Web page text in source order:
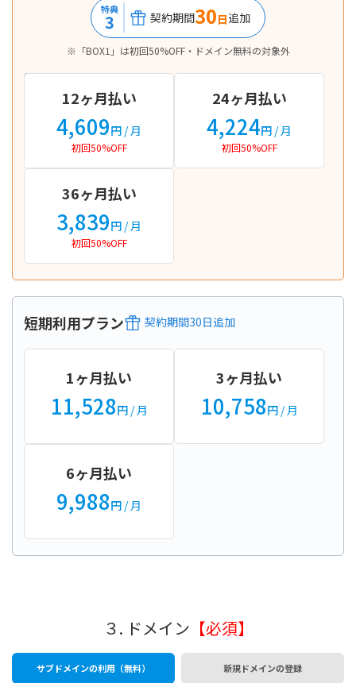
特典
3 契約期間30日追加
※「BOX1」は初回50%OFF・ドメイン無料の対象外
12ヶ月払い
4,609円 / 月
初回50%OFF
24ヶ月払い
4,224円 / 月
初回50%OFF
36ヶ月払い
3,839円 / 月
初回50%OFF
短期利用プラン 契約期間30日追加
1ヶ月払い
11,528円/ 月
3ヶ月払い
10,758円/ 月
6ヶ月払い
9,988円 / 月
３. ドメイン 【必須】
サブドメインの利用（無料） 新規ドメインの登録